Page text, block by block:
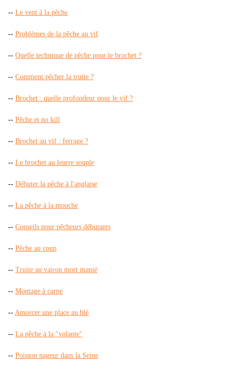
-- Le vent à la pêche
-- Problèmes de la pêche au vif
-- Quelle technique de pêche pour le brochet ?
-- Comment pêcher la truite ?
-- Brochet : quelle profondeur pour le vif ?
-- Pêche et no kill
-- Brochet au vif : ferrage ?
-- Le brochet au leurre souple
-- Débuter la pêche à l'anglaise
-- La pêche à la mouche
-- Conseils pour pêcheurs débutants
-- Pêche au coup
-- Truite au vairon mort manié
-- Montage à carpe
-- Amorcer une place au blé
-- La pêche à la "volante"
-- Poisson nageur dans la Seine